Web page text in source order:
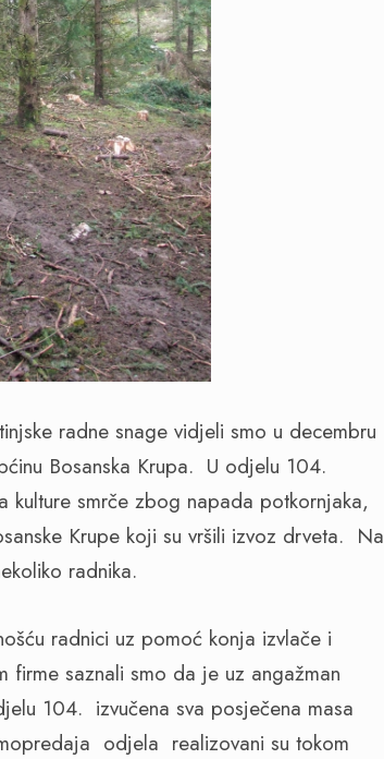
radne snage vidjeli smo u decembru
Bosanska Krupa. U odjelu 104.
kulture smrče zbog napada potkornjaka,
Krupe koji su vršili izvoz drveta. Na
radnika.
radnici uz pomoć konja izvlače i
firme saznali smo da je uz angažman
104. izvučena sva posječena masa
odjela realizovani su tokom